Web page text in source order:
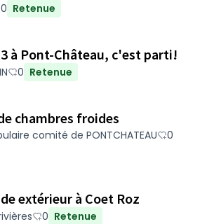
0 Retenue
à Pont-Château, c'est parti!
0 Retenue
chambres froides
comité de PONTCHATEAU
0
extérieur à Coet Roz
0 Retenue